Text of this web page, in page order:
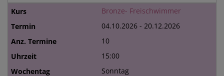
Bronze- Freischwimmer
04.10.2026 - 20.12.2026
10
15:00
Sonntag